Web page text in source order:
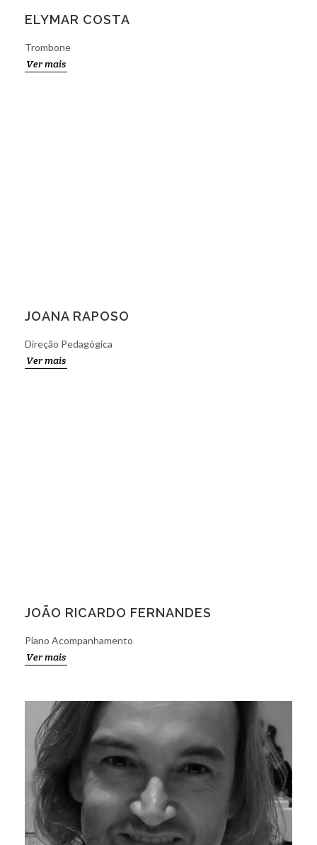
ELYMAR COSTA
Trombone
Ver mais
JOANA RAPOSO
Direção Pedagógica
Ver mais
JOÃO RICARDO FERNANDES
Piano Acompanhamento
Ver mais